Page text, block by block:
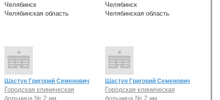
Челябинск
Челябинская область
Челябинск
Челябинская область
Шастун Григорий Семенович
Городская клиническая
больница № 2 им.
Шастун Григорий Семенович
Городская клиническая
больница № 2 им.